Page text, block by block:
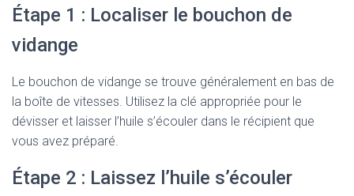
Étape 1 : Localiser le bouchon de
vidange
Le bouchon de vidange se trouve généralement en bas de
la boîte de vitesses. Utilisez la clé appropriée pour le
dévisser et laisser l’huile s’écouler dans le récipient que
vous avez préparé.
Étape 2 : Laissez l’huile s’écouler